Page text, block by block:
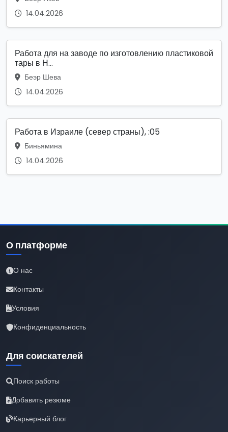
14.04.2026
Работа для на заводе по изготовлению пластиковой
тары в Н...
Беэр Шева
14.04.2026
Работа в Израиле (север страны), :05
Биньямина
14.04.2026
О платформе
О нас
Контакты
Условия
Конфиденциальность
Для соискателей
Поиск работы
Добавить резюме
Карьерный блог